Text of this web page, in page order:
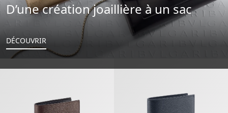
D’une création joaillière à un sac
DÉCOUVRIR